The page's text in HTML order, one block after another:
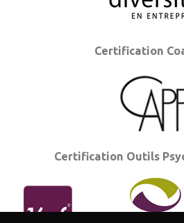
Certification
Certification Outils